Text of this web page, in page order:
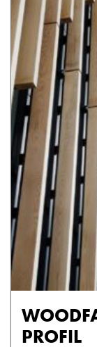
PROFIL